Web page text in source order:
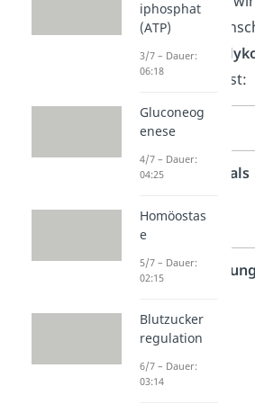
wichtigsten
Sorbit,
zusammengefasst:
Auch bekannt als
Kurzbeschreibung
iphosphat
(ATP)
3/7 – Dauer:
06:18
Gluconeog
enese
4/7 – Dauer:
04:25
Homöostas
e
5/7 – Dauer:
02:15
Blutzucker
regulation
6/7 – Dauer:
03:14